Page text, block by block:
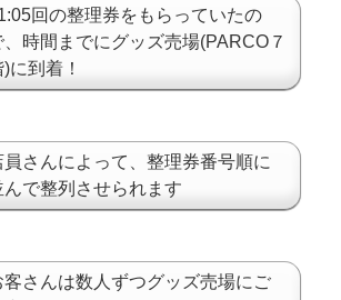
回の整理券をもらっていたの
、時間までにグッズ売場(PARCO７
)に到着！
員さんによって、整理券番号順に
んで整列させられます
客さんは数人ずつグッズ売場にご